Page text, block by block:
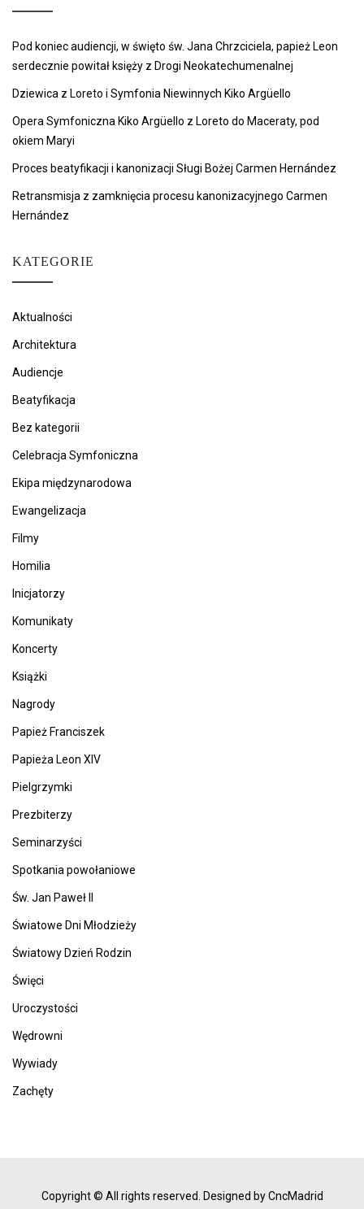
Pod koniec audiencji, w święto św. Jana Chrzciciela, papież Leon
serdecznie powitał księży z Drogi Neokatechumenalnej
Dziewica z Loreto i Symfonia Niewinnych Kiko Argüello
Opera Symfoniczna Kiko Argüello z Loreto do Maceraty, pod
okiem Maryi
Proces beatyfikacji i kanonizacji Sługi Bożej Carmen Hernández
Retransmisja z zamknięcia procesu kanonizacyjnego Carmen
Hernández
KATEGORIE
Aktualności
Architektura
Audiencje
Beatyfikacja
Bez kategorii
Celebracja Symfoniczna
Ekipa międzynarodowa
Ewangelizacja
Filmy
Homilia
Inicjatorzy
Komunikaty
Koncerty
Książki
Nagrody
Papież Franciszek
Papieża Leon XIV
Pielgrzymki
Prezbiterzy
Seminarzyści
Spotkania powołaniowe
Św. Jan Paweł II
Światowe Dni Młodzieży
Światowy Dzień Rodzin
Święci
Uroczystości
Wędrowni
Wywiady
Zachęty
Copyright © All rights reserved. Designed by CncMadrid